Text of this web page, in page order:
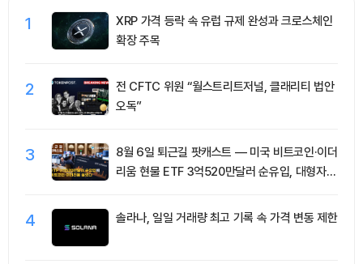
1
XRP 가격 등락 속 유럽 규제 완성과 크로스체인
확장 주목
2
전 CFTC 위원 “월스트리트저널, 클래리티 법안
오독”
3
8월 6일 퇴근길 팟캐스트 — 미국 비트코인·이더
리움 현물 ETF 3억520만달러 순유입, 대형자산
4 솔라나, 일일 거래량 최고 기록 속 가격 변동 제한